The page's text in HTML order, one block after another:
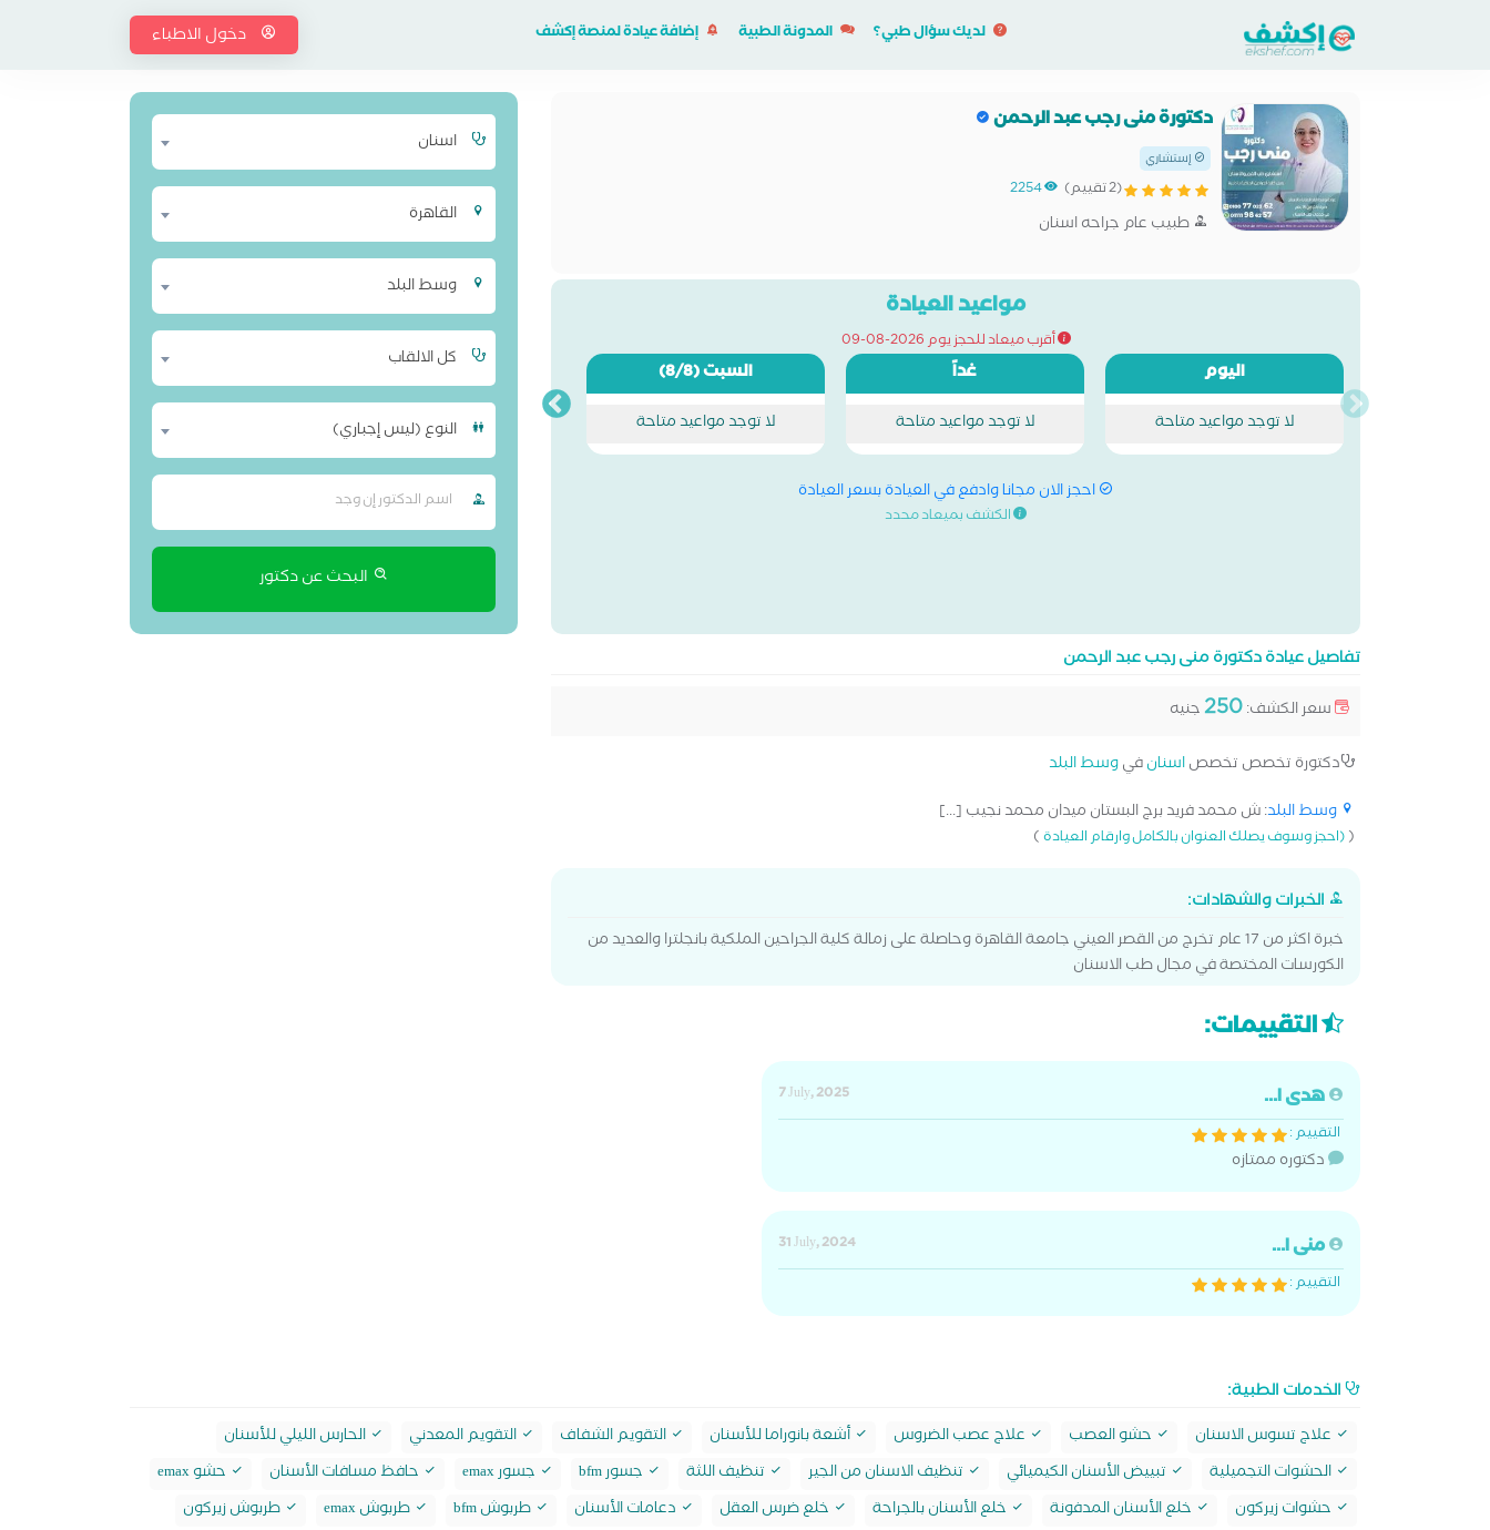
لديك سؤال طبي؟ المدونة الطبية إضافة عيادة لمنصة إكشف دخول الاطباء
دكتورة منى رجب عبد الرحمن
إستشاري
(2 تقييم) 2254
طبيب عام جراحه اسنان
مواعيد العيادة
أقرب ميعاد للحجز يوم 2026-08-09
اليوم
لا توجد مواعيد متاحة
غداً
لا توجد مواعيد متاحة
السبت(8/8)
لا توجد مواعيد متاحة
احجز الان مجانا وادفع في العيادة بسعر العيادة
الكشف بميعاد محدد
تفاصيل عيادة دكتورة منى رجب عبد الرحمن
سعر الكشف:250جنيه
دكتورة تخصص تخصصاسنانفيوسط البلد
وسط البلد: ش محمد فريد برج البستان ميدان محمد نجيب [...]
((احجز وسوف يصلك العنوان بالكامل وارقام العيادة)
الخبرات والشهادات:
خبرة اكثر من 17 عام تخرج من القصر العيني جامعة القاهرة وحاصلة على زمالة كلية الجراحين الملكية بانجلترا والعديد من
الكورسات المختصة في مجال طب الاسنان
اسنان
القاهرة
وسط البلد
كل الالقاب
النوع (ليس إجباري)
البحث عن دكتور
التقييمات:
هدى ا...
7 July, 2025
التقييم :
دكتوره ممتازه
منى ا...
31 July, 2024
التقييم :
الخدمات الطبية:
علاج تسوس الاسنان حشو العصب علاج عصب الضروس أشعة بانوراما للأسنان التقويم الشفاف التقويم المعدني
الحارس الليلي للأسنان
الحشوات التجميلية
تبييض الأسنان الكيميائي تنظيف الاسنان من الجير تنظيف اللثة جسور bfm جسور emax حافظ مسافات الأسنان
حشو emax
حشوات زيركون
خلع الأسنان المدفونة خلع الأسنان بالجراحة خلع ضرس العقل دعامات الأسنان طربوش bfm طربوش emax
طربوش زيركون